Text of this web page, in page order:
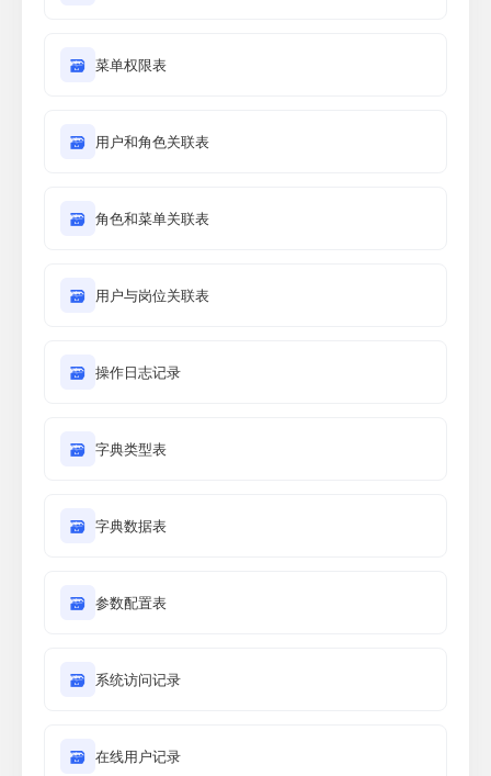
🗃 菜单权限表
🗃 用户和角色关联表
🗃 角色和菜单关联表
🗃 用户与岗位关联表
🗃 操作日志记录
🗃 字典类型表
🗃 字典数据表
🗃 参数配置表
🗃 系统访问记录
🗃 在线用户记录